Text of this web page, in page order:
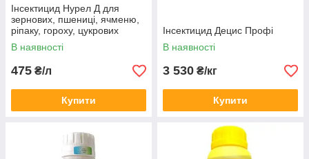
Інсектицид Нурел Д для
зернових, пшениці, ячменю,
ріпаку, гороху, цукрових
буряків (Циперметрин,
Хлорпірифос)
В наявності
475 ₴/л
Купити
Інсектицид Децис Профі
В наявності
3 530 ₴/кг
Купити